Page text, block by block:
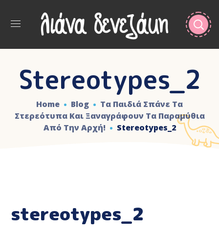
Stereotypes_2
Home Blog
Τα Παιδιά Σπάνε Τα
Στερεότυπα Και Ξαναγράφουν Τα Παραμύθια
Από Την Αρχή!
Stereotypes_2
stereotypes_2